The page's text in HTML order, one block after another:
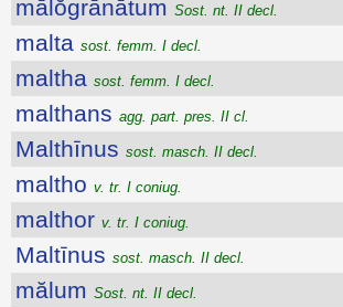
mālŏgrānātum Sost. nt. II decl.
malta sost. femm. I decl.
maltha sost. femm. I decl.
malthans agg. part. pres. II cl.
Malthīnus sost. masch. II decl.
maltho v. tr. I coniug.
malthor v. tr. I coniug.
Maltīnus sost. masch. II decl.
mălum Sost. nt. II decl.